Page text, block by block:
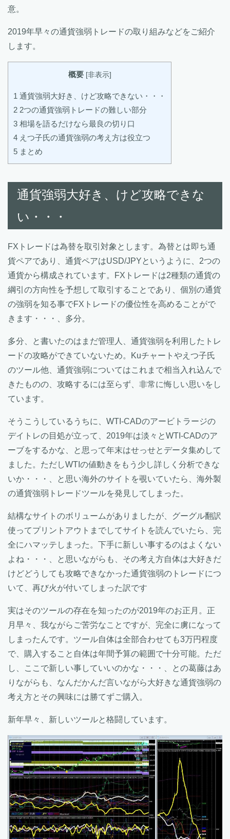
意。
2019年早々の通貨強弱トレードの取り組みなどをご紹介
します。
概要 [非表示]
1 通貨強弱大好き、けど攻略できない・・・
2 2つの通貨強弱トレードの難しい部分
3 相場を語るだけなら最良の切り口
4 えつ子氏の通貨強弱の考え方は役立つ
5 まとめ
通貨強弱大好き、けど攻略できな
い・・・
FXトレードは為替を取引対象とします。為替とは即ち通
貨ペアであり、通貨ペアはUSD/JPYというように、2つの
通貨から構成されています。FXトレードは2種類の通貨の
綱引の方向性を予想して取引することであり、個別の通貨
の強弱を知る事でFXトレードの優位性を高めることがで
きます・・・、多分。
多分、と書いたのはまだ管理人、通貨強弱を利用したトレ
ードの攻略ができていないため。Kuチャートやえつ子氏
のツール他、通貨強弱についてはこれまで相当入れ込んで
きたものの、攻略するには至らず、非常に悔しい思いをし
ています。
そうこうしているうちに、WTI-CADのアービトラージの
デイトレの目処が立って、2019年は淡々とWTI-CADのア
ーブをするかな、と思って年末はせっせとデータ集めして
ました。ただしWTIの値動きをもう少し詳しく分析できな
いか・・・、と思い海外のサイトを覗いていたら、海外製
の通貨強弱トレードツールを発見してしまった。
結構なサイトのボリュームがありましたが、グーグル翻訳
使ってプリントアウトまでしてサイトを読んでいたら、完
全にハマッテしまった。下手に新しい事するのはよくない
よね・・・、と思いながらも、その考え方自体は大好きだ
けどどうしても攻略できなかった通貨強弱のトレードにつ
いて、再び火が付いてしまった訳です
実はそのツールの存在を知ったのが2019年のお正月。正
月早々、我ながらご苦労なことですが、完全に虜になって
しまったんです。ツール自体は全部合わせても3万円程度
で、購入すること自体は年間予算の範囲で十分可能。ただ
し、ここで新しい事していいのかな・・・、との葛藤はあ
りながらも、なんだかんだ言いながら大好きな通貨強弱の
考え方とその興味には勝てずご購入。
新年早々、新しいツールと格闘しています。